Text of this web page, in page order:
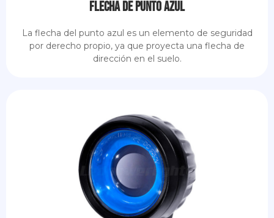
Flecha de punto azul
La flecha del punto azul es un elemento de seguridad
por derecho propio, ya que proyecta una flecha de
dirección en el suelo.